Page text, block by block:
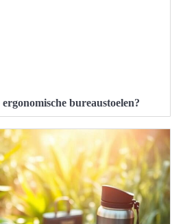
bureaustoelen?